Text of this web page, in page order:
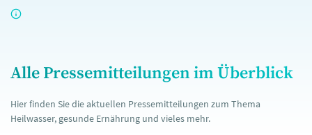
Alle Pressemitteilungen im Überblick
Hier finden Sie die aktuellen Pressemitteilungen zum Thema
Heilwasser, gesunde Ernährung und vieles mehr.